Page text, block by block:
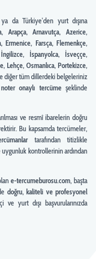
da Türkiye’den yurt dışına
Arapça, Arnavutça, Azerice,
Ermenice, Farsça, Flemenkçe,
İspanyolca, İsveççe,
Lehçe, Osmanlıca, Portekizce,
diğer tüm dillerdeki belgeleriniz
noter onaylı tercümeşeklinde
ve resmî ibarelerin doğru
Bu kapsamda tercümeler,
tarafından titizlikle
kontrollerinin ardından
e-tercumeburosu.com, başta
doğru, kaliteli ve profesyonel
yurt dışı başvurularınızda